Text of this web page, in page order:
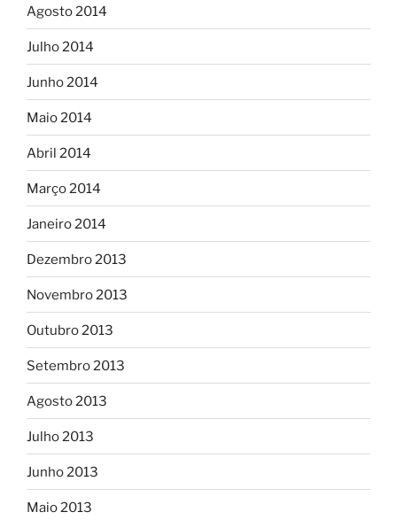
Agosto 2014
Julho 2014
Junho 2014
Maio 2014
Abril 2014
Março 2014
Janeiro 2014
Dezembro 2013
Novembro 2013
Outubro 2013
Setembro 2013
Agosto 2013
Julho 2013
Junho 2013
Maio 2013